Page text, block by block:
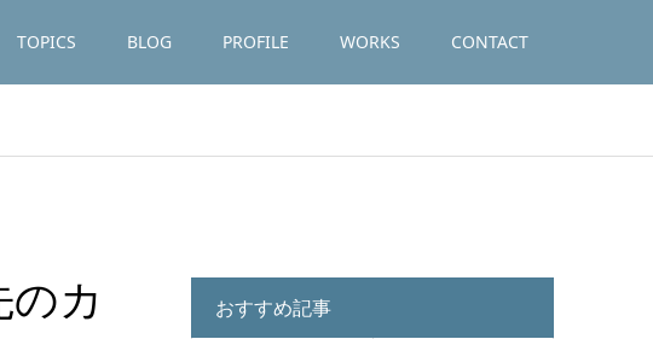
TOPICS BLOG PROFILE WORKS CONTACT
カ
おすすめ記事